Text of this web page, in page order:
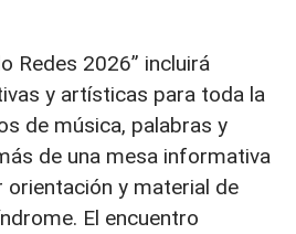
Redes 2026” incluirá
y artísticas para toda la
de música, palabras y
de una mesa informativa
orientación y material de
El encuentro